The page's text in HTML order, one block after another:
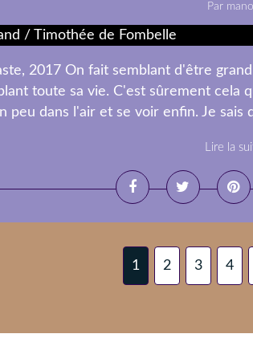
Par
2017 On fait semblant d'être
toute sa vie. C'est sûrement cela
peu dans l'air et se voir enfin. Je sais
Lire la
1 2 3 4